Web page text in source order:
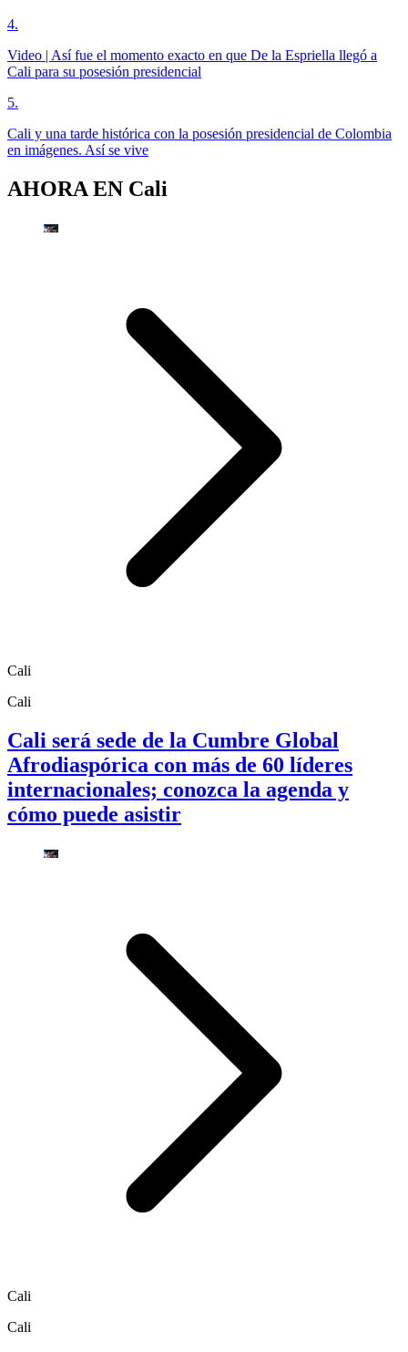
4.
Video | Así fue el momento exacto en que De la Espriella llegó a
Cali para su posesión presidencial
5.
Cali y una tarde histórica con la posesión presidencial de Colombia
en imágenes. Así se vive
AHORA EN Cali
Cali
Cali
Cali será sede de la Cumbre Global
Afrodiaspórica con más de 60 líderes
internacionales; conozca la agenda y
cómo puede asistir
Cali
Cali